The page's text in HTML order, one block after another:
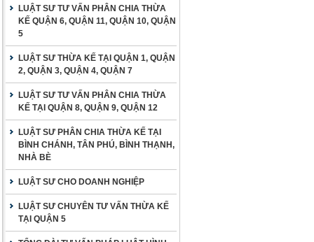
LUẬT SƯ TƯ VẤN PHÂN CHIA THỪA
KẾ QUẬN 6, QUẬN 11, QUẬN 10, QUẬN
5
LUẬT SƯ THỪA KẾ TẠI QUẬN 1, QUẬN
2, QUẬN 3, QUẬN 4, QUẬN 7
LUẬT SƯ TƯ VẤN PHÂN CHIA THỪA
KẾ TẠI QUẬN 8, QUẬN 9, QUẬN 12
LUẬT SƯ PHÂN CHIA THỪA KẾ TẠI
BÌNH CHÁNH, TÂN PHÚ, BÌNH THẠNH,
NHÀ BÈ
LUẬT SƯ CHO DOANH NGHIỆP
LUẬT SƯ CHUYÊN TƯ VẤN THỪA KẾ
TẠI QUẬN 5